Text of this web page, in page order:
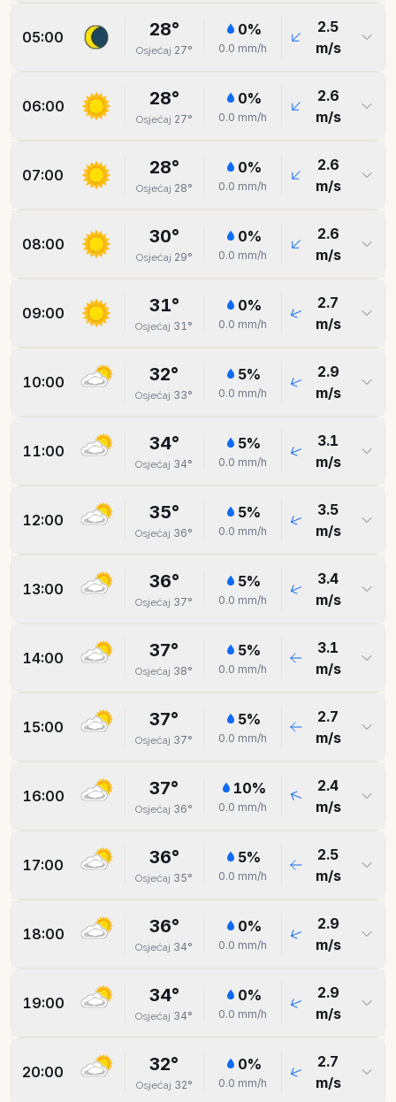
05:00 28°
Osjećaj 27°
0%
0.0 mm/h
2.5
m/s
06:00 28°
Osjećaj 27°
0%
0.0 mm/h
2.6
m/s
07:00 28°
Osjećaj 28°
0%
0.0 mm/h
2.6
m/s
08:00 30°
Osjećaj 29°
0%
0.0 mm/h
2.6
m/s
09:00 31°
Osjećaj 31°
0%
0.0 mm/h
2.7
m/s
10:00 32°
Osjećaj 33°
5%
0.0 mm/h
2.9
m/s
11:00 34°
Osjećaj 34°
5%
0.0 mm/h
3.1
m/s
12:00 35°
Osjećaj 36°
5%
0.0 mm/h
3.5
m/s
13:00 36°
Osjećaj 37°
5%
0.0 mm/h
3.4
m/s
14:00 37°
Osjećaj 38°
5%
0.0 mm/h
3.1
m/s
15:00 37°
Osjećaj 37°
5%
0.0 mm/h
2.7
m/s
16:00 37°
Osjećaj 36°
10%
0.0 mm/h
2.4
m/s
17:00 36°
Osjećaj 35°
5%
0.0 mm/h
2.5
m/s
18:00 36°
Osjećaj 34°
0%
0.0 mm/h
2.9
m/s
19:00 34°
Osjećaj 34°
0%
0.0 mm/h
2.9
m/s
20:00 32°
Osjećaj 32°
0%
0.0 mm/h
2.7
m/s